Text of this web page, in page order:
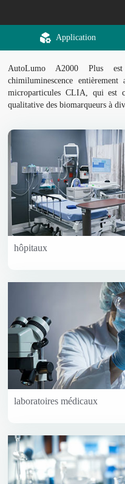
Application
AutoLumo A2000 Plus est
chimiluminescence
microparticules CLIA, qui est
qualitative des biomarqueurs à
hôpitaux
laboratoires médicaux